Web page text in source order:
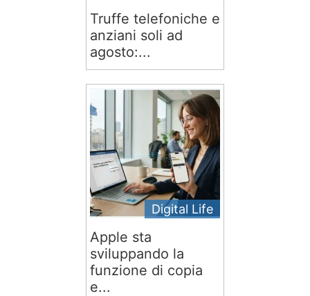
Truffe telefoniche e
anziani soli ad
agosto:...
Digital Life
Apple sta
sviluppando la
funzione di copia
e...